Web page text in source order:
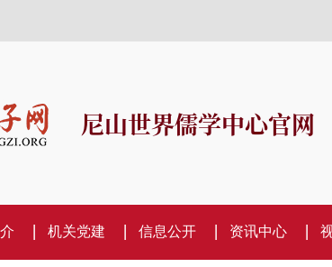
尼山世界儒学中心官网
机关党建 信息公开 资讯中心